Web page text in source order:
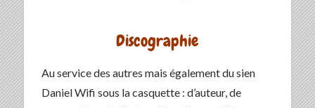
Discographie
Au service des autres mais également du sien
Daniel Wifi sous la casquette : d’auteur, de